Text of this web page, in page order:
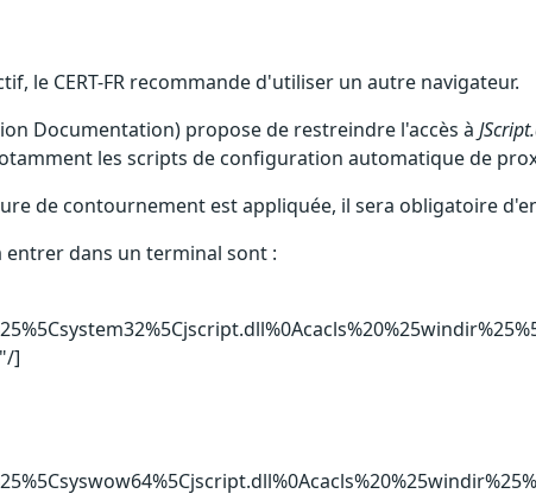
le CERT-FR recommande d'utiliser un autre navigateur.
Documentation) propose de restreindre l'accès à
les scripts de configuration automatique de
de contournement est appliquée, il sera obligatoire
entrer dans un terminal sont :
]